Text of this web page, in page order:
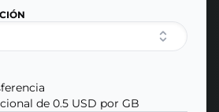
de 0.5 USD por GB